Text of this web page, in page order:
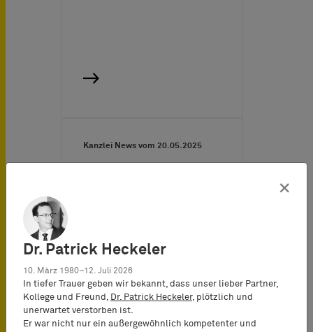
Kanzlei News vom 20.05.2025
litigation between 10x
Genomics and
Bruker/NanoString
BARDEHLE PAGENBERG is
delighted to announce its
×
Dr. Patrick Heckeler
10. März 1980–12. Juli 2026
In tiefer Trauer geben wir bekannt, dass unser lieber Partner,
Kollege und Freund,
Dr. Patrick Heckeler, plötzlich und
unerwartet verstorben ist.
Er war nicht nur ein außergewöhnlich kompetenter und